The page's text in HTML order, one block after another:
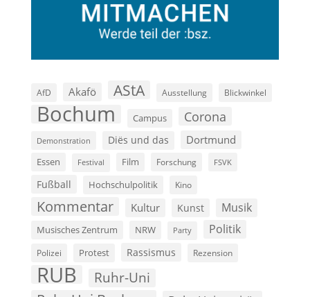
AfD Akafö AStA Ausstellung Blickwinkel
Bochum Campus Corona
Demonstration Diës und das Dortmund
Essen Festival Film Forschung FSVK
Fußball Hochschulpolitik Kino
Kommentar Kultur Kunst Musik
Musisches Zentrum NRW Party Politik
Polizei Protest Rassismus Rezension
RUB Ruhr-Uni